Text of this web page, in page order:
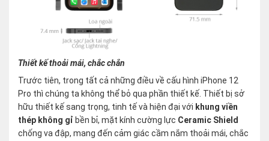
Thiết kế thoải mái, chắc chắn
Trước tiên, trong tất cả những điều về cấu hình iPhone 12
Pro thì chúng ta không thể bỏ qua phần thiết kế. Thiết bị sở
hữu thiết kế sang trọng, tinh tế và hiện đại với khung viền
thép không gỉ bền bỉ, mặt kính cường lực Ceramic Shield
chống va đập, mang đến cảm giác cầm nắm thoải mái, chắc